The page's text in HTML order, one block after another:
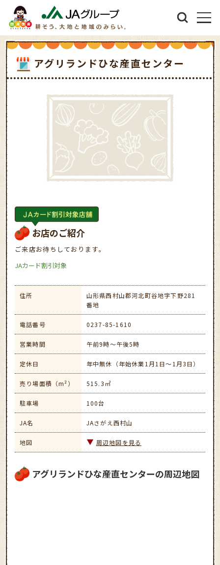
アグリランドひな産直センター
お店のご紹介
ご来店お待ちしております。
JAカード割引対象
住所
山形県西村山郡河北町谷地字下野281
番地
電話番号 0237-85-1610
営業時間 午前9時～午後5時
定休日 年中無休（年始休業1月1日～1月3日）
売り場面積（m²） 515.3㎡
駐車場 100台
JA名 JAさがえ西村山
地図 周辺地図を見る
アグリランドひな産直センターの周辺地図